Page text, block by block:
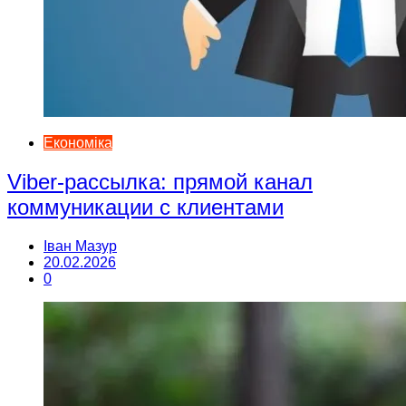
Економіка
Viber-рассылка: прямой канал
коммуникации с клиентами
Іван Мазур
20.02.2026
0